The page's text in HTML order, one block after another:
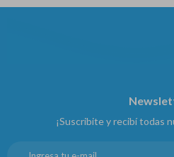
¡Suscribite y recibí todas